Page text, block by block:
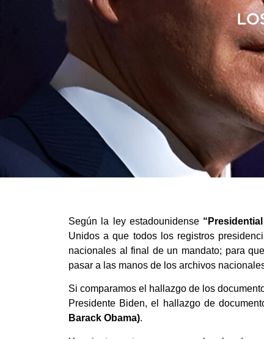
Según la ley estadounidense
Unidos a que todos los registros
nacionales al final de un mandato; para
pasar a las manos de los archivos
Si comparamos el hallazgo de los
Presidente Biden, el hallazgo de
Barack Obama).